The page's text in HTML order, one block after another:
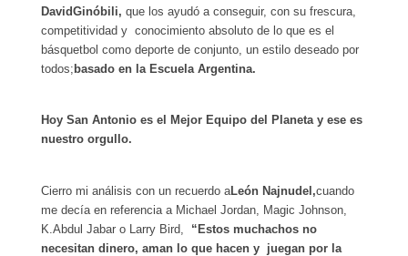
DavidGinóbili, que los ayudó a conseguir, con su frescura,
competitividad y conocimiento absoluto de lo que es el
básquetbol como deporte de conjunto, un estilo deseado por
todos; basado en la Escuela Argentina.
Hoy San Antonio es el Mejor Equipo del Planeta y ese es
nuestro orgullo.
Cierro mi análisis con un recuerdo aLeón Najnudel,cuando
me decía en referencia a Michael Jordan, Magic Johnson,
K.Abdul Jabar o Larry Bird,
“Estos muchachos no
necesitan dinero, aman lo que hacen y juegan por la